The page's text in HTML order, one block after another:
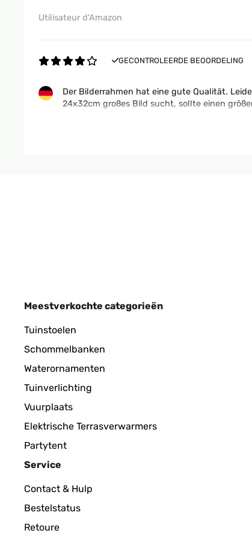
Utilisateur d'Amazon
GECONTROLEERDE BEOORDELING
Der Bilderrahmen hat eine gute Qualität.
24x32cm großes Bild sucht, sollte einen
Meestverkochte categorieën
Tuinstoelen
Schommelbanken
Waterornamenten
Tuinverlichting
Vuurplaats
Elektrische Terrasverwarmers
Partytent
Service
Contact & Hulp
Bestelstatus
Retoure